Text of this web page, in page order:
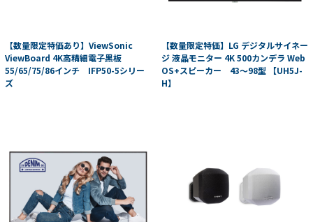
【数量限定特価あり】ViewSonic
ViewBoard 4K高精細電子黒板
55/65/75/86インチ IFP50-5シリー
ズ
【数量限定特価】LG デジタルサイネー
ジ 液晶モニター 4K 500カンデラ Web
OS+スピーカー 43～98型 【UH5J-
H】